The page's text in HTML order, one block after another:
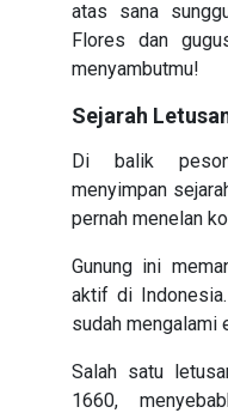
atas sana
Flores dan
menyambutmu!
Sejarah
Di balik
menyimpan
pernah menelan
Gunung ini
aktif di
sudah mengalami
Salah satu
1660,